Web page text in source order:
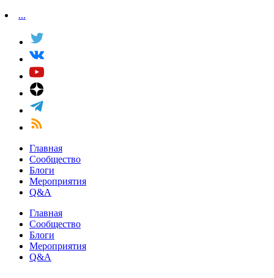
...
Главная
Сообщество
Блоги
Мероприятия
Q&A
Главная
Сообщество
Блоги
Мероприятия
Q&A